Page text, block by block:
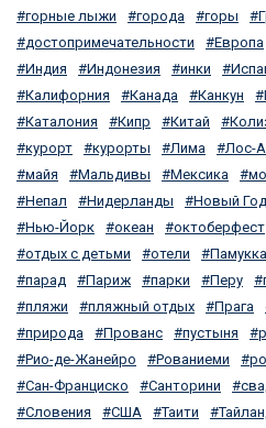
горные лыжи
города горы
достопримечательности
Европа
Индия
Индонезия инки
Калифорния
Канада Канкун
Каталония
Кипр Китай
курорт
курорты Лима Лос-
майя
Мальдивы Мексика
Непал
Нидерланды Новый Год
Нью-Йорк
океан октоберфест
отдых с детьми
отели
парад
Париж парки Перу
пляжи
пляжный отдых Прага
природа
Прованс пустыня
Рио-де-Жанейро
Рованиеми
Сан-Франциско
Санторини
Словения
США Таити